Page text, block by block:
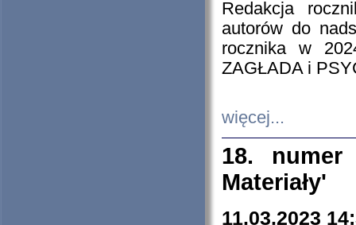
Redakcja
autorów do
rocznika w
ZAGŁADA i
więcej...
18. numer
Materiały'
11.03.2023